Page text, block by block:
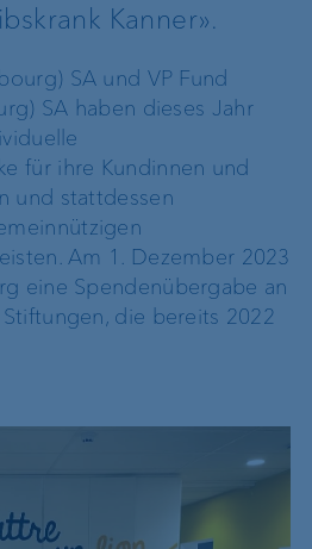
Kanner».
SA und VP Fund
SA haben dieses Jahr
für ihre Kundinnen und
und stattdessen
Am 1. Dezember 2023
eine Spendenübergabe an
die bereits 2022